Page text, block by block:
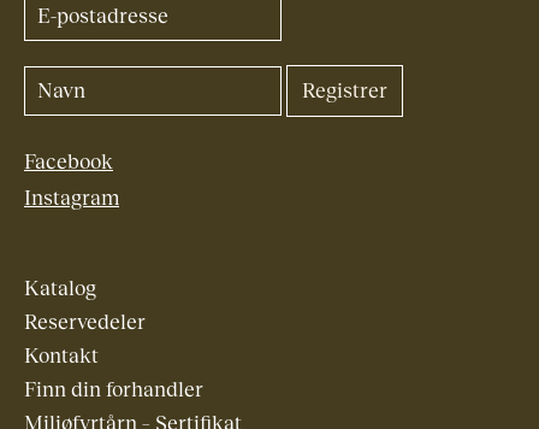
Facebook
Instagram
Katalog
Reservedeler
Kontakt
Finn din forhandler
Miljøfyrtårn – Sertifikat